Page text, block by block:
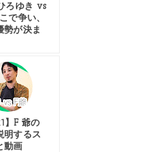
ろゆき vs
で争い、
勢が決ま
】F 爺の
明するス
動画